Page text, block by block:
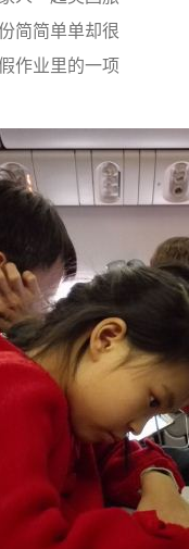
简简单单却很
作业里的一项